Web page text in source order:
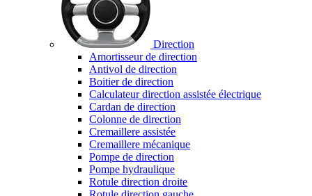
Direction
Amortisseur de direction
Antivol de direction
Boitier de direction
Calculateur direction assistée électrique
Cardan de direction
Colonne de direction
Cremaillere assistée
Cremaillere mécanique
Pompe de direction
Pompe hydraulique
Rotule direction droite